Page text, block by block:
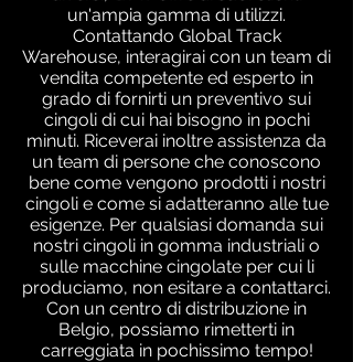
un'ampia gamma di utilizzi.
Contattando Global Track
Warehouse, interagirai con un team di
vendita competente ed esperto in
grado di fornirti un preventivo sui
cingoli di cui hai bisogno in pochi
minuti. Riceverai inoltre assistenza da
un team di persone che conoscono
bene come vengono prodotti i nostri
cingoli e come si adatteranno alle tue
esigenze. Per qualsiasi domanda sui
nostri cingoli in gomma industriali o
sulle macchine cingolate per cui li
produciamo, non esitare a contattarci.
Con un centro di distribuzione in
Belgio, possiamo rimetterti in
carreggiata in pochissimo tempo!